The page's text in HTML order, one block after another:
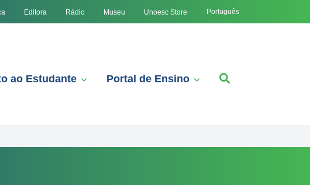
Editora Rádio Museu Unoesc Store Português
ao Estudante Portal de Ensino